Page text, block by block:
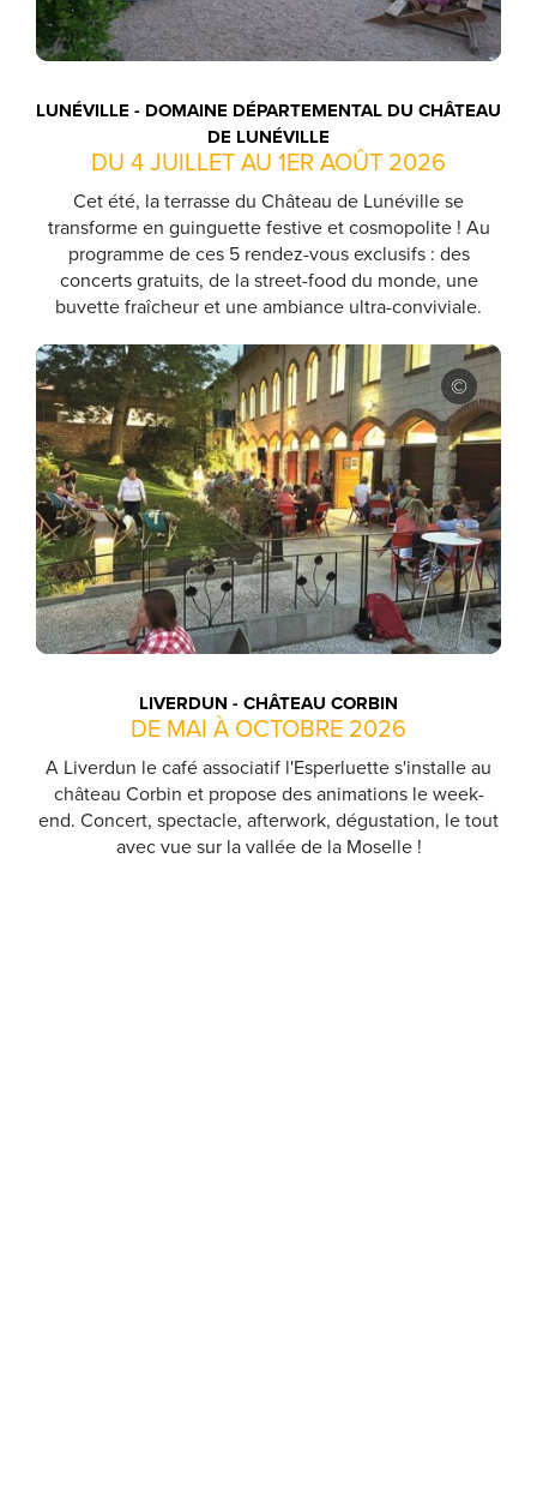
LUNÉVILLE - DOMAINE DÉPARTEMENTAL DU CHÂTEAU
DE LUNÉVILLE
DU 4 JUILLET AU 1ER AOÛT 2026
Cet été, la terrasse du Château de Lunéville se
transforme en guinguette festive et cosmopolite ! Au
programme de ces 5 rendez-vous exclusifs : des
concerts gratuits, de la street-food du monde, une
buvette fraîcheur et une ambiance ultra-conviviale.
LIVERDUN - CHÂTEAU CORBIN
DE MAI À OCTOBRE 2026
A Liverdun le café associatif l'Esperluette s'installe au
château Corbin et propose des animations le week-
end. Concert, spectacle, afterwork, dégustation, le tout
avec vue sur la vallée de la Moselle !